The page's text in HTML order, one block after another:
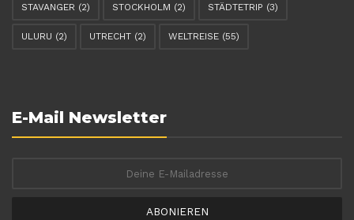
STAVANGER (2) STOCKHOLM (2) STÄDTETRIP (3)
ULURU (2) UTRECHT (2) WELTREISE (55)
E-Mail Newsletter
ABONIEREN